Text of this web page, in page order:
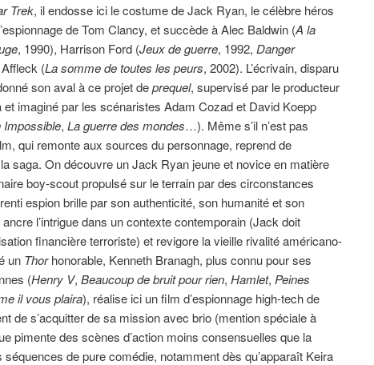
Trek, il endosse ici le costume de Jack Ryan, le célèbre héros
de Tom Clancy, et succède à Alec Baldwin (A la
, 1990), Harrison Ford (Jeux de guerre, 1992, Danger
(La somme de toutes les peurs, 2002). L’écrivain, disparu
son aval à ce projet deprequel, supervisé par le producteur
et imaginé par les scénaristes Adam Cozad et David Koepp
Impossible, La guerre des mondes…). Même s’il n’est pas
qui remonte aux sources du personnage, reprend de
saga. On découvre un Jack Ryan jeune et novice en matière
boy-scout propulsé sur le terrain par des circonstances
espion brille par son authenticité, son humanité et son
l’intrigue dans un contexte contemporain (Jack doit
financière terroriste) et revigore la vieille rivalité américano-
un Thorhonorable, Kenneth Branagh, plus connu pour ses
(Henry V, Beaucoup de bruit pour rien, Hamlet, Peines
il vous plaira), réalise ici un film d’espionnage high-tech de
de s’acquitter de sa mission avec brio (mention spéciale à
pimente des scènes d’action moins consensuelles que la
de pure comédie, notamment dès qu’apparaît Keira